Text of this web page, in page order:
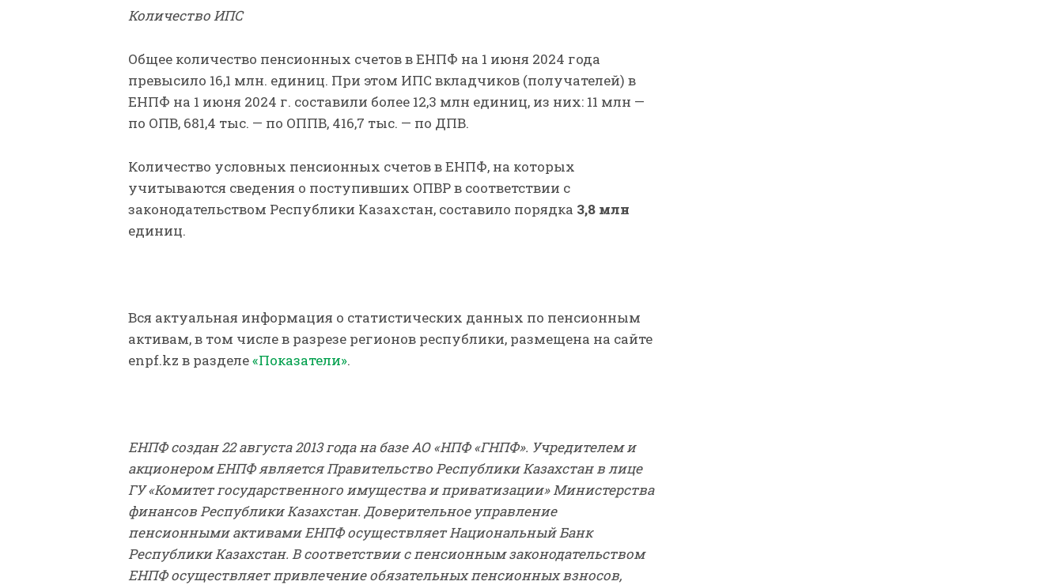
Количество ИПС
Общее количество пенсионных счетов в ЕНПФ на 1 июня 2024 года
превысило 16,1 млн. единиц. При этом ИПС вкладчиков (получателей) в
ЕНПФ на 1 июня 2024 г. составили более 12,3 млн единиц, из них: 11 млн —
по ОПВ, 681,4 тыс. — по ОППВ, 416,7 тыс. — по ДПВ.
Количество условных пенсионных счетов в ЕНПФ, на которых
учитываются сведения о поступивших ОПВР в соответствии с
законодательством Республики Казахстан, составило порядка 3,8 млн
единиц.
Вся актуальная информация о статистических данных по пенсионным
активам, в том числе в разрезе регионов республики, размещена на сайте
enpf.kz в разделе«Показатели».
ЕНПФ создан 22 августа 2013 года на базе АО «НПФ «ГНПФ». Учредителем и
акционером ЕНПФ является Правительство Республики Казахстан в лице
ГУ «Комитет государственного имущества и приватизации» Министерства
финансов Республики Казахстан. Доверительное управление
пенсионными активами ЕНПФ осуществляет Национальный Банк
Республики Казахстан. В соответствии с пенсионным законодательством
ЕНПФосуществляет привлечение обязательных пенсионных взносов,